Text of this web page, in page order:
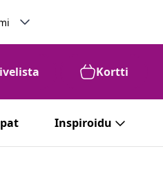
Kortti
Inspiroidu